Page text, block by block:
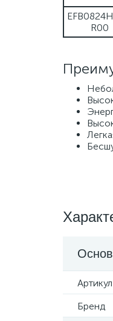
R00
Артикул
Бренд